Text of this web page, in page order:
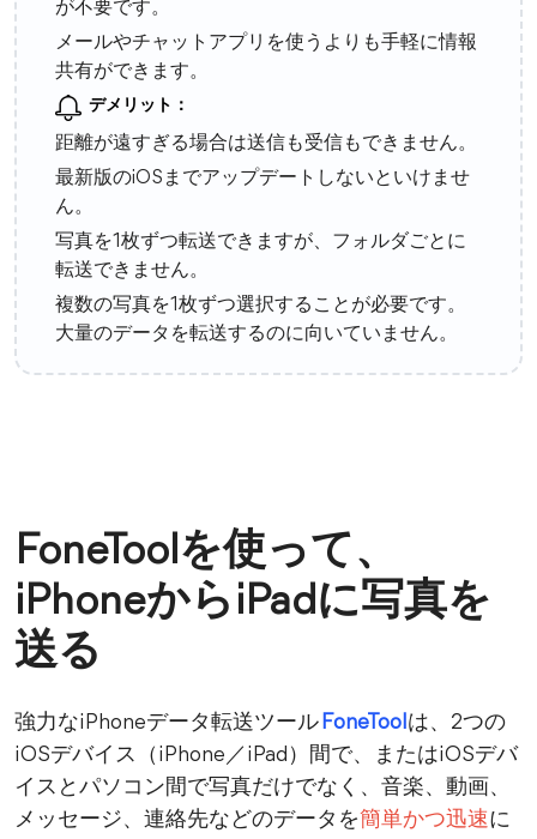
が不要です。
メールやチャットアプリを使うよりも手軽に情報
共有ができます。
デメリット：
距離が遠すぎる場合は送信も受信もできません。
最新版のiOSまでアップデートしないといけませ
ん。
写真を1枚ずつ転送できますが、フォルダごとに
転送できません。
複数の写真を1枚ずつ選択することが必要です。
大量のデータを転送するのに向いていません。
FoneToolを使って、
iPhoneからiPadに写真を
送る
強力なiPhoneデータ転送ツール FoneTool は、2つの
iOSデバイス（iPhone／iPad）間で、またはiOSデバ
イスとパソコン間で写真だけでなく、音楽、動画、
メッセージ、連絡先などのデータを簡単かつ迅速に